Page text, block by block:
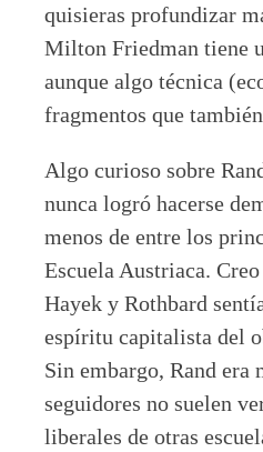
quisieras profundizar
Milton Friedman tiene
aunque algo técnica
fragmentos que
Algo curioso sobre
nunca logró hacerse
menos de entre los
Escuela Austriaca.
Hayek y Rothbard
espíritu capitalista del
Sin embargo, Rand era
seguidores no suelen
liberales de otras